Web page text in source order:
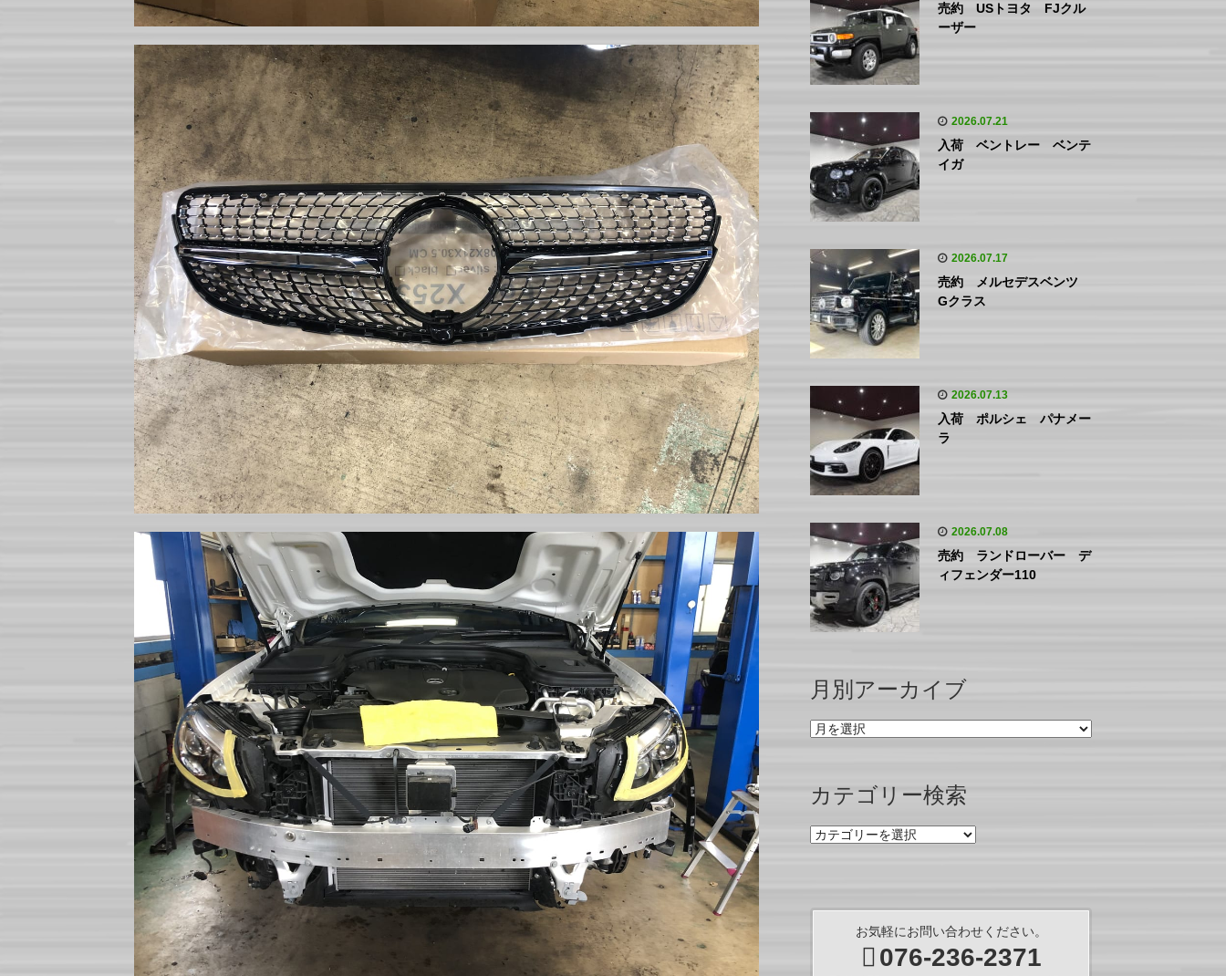
売約 USトヨタ FJクル
ーザー
2026.07.21
入荷 ベントレー ベンテ
イガ
2026.07.17
売約 メルセデスベンツ
Gクラス
2026.07.13
入荷 ポルシェ パナメー
ラ
2026.07.08
売約 ランドローバー デ
ィフェンダー110
月別アーカイブ
月
カ
ブ
カテゴリー検索
カ
お気軽にお問い合わせください。
076-236-2371